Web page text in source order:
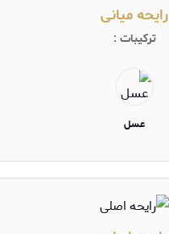
رایحه میانی
ترکیبات :
عسل